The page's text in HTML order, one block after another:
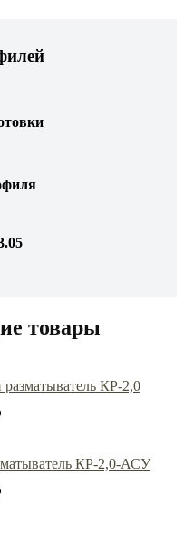
товары
КР-2,0
КР-2,0-АСУ